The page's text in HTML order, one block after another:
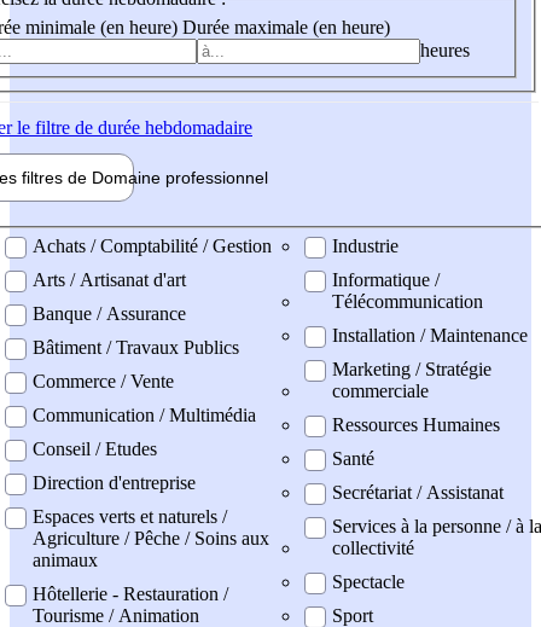
minimale (en heure) Durée maximale (en heure)
heures
le filtre de durée hebdomadaire
filtres de Domaine professionnel
professionel
Achats / Comptabilité / Gestion
Arts / Artisanat d'art
Banque / Assurance
Bâtiment / Travaux Publics
Commerce / Vente
Communication / Multimédia
Conseil / Etudes
Direction d'entreprise
Espaces verts et naturels /
Agriculture / Pêche / Soins aux
animaux
Hôtellerie - Restauration /
Tourisme / Animation
Industrie
Informatique /
Télécommunication
Installation / Maintenance
Marketing / Stratégie
commerciale
Ressources Humaines
Santé
Secrétariat / Assistanat
Services à la personne / à la
collectivité
Spectacle
Sport